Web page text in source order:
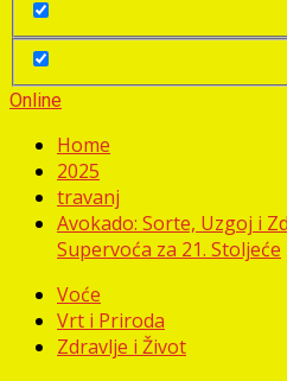
Online
Home
2025
travanj
Avokado: Sorte, Uzgoj i
Supervoća za 21. Stoljeće
Voće
Vrt i Priroda
Zdravlje i Život